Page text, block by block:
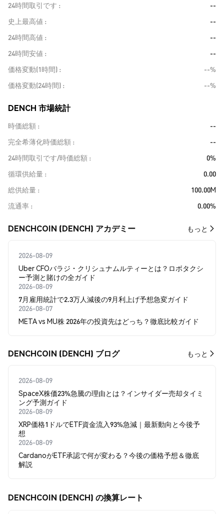
24時間取引です
--
史上最高値
--
24時間高値
--
24時間安値
--
価格変動(1時間)
--%
価格変動(24時間)
--%
DENCH 市場統計
時価総額
--
完全希薄化時価総額
--
24時間取引です/時価総額
0%
循環供給量
0.00
総供給量
100.00M
流通率
0.00%
DENCHCOIN (DENCH) アカデミー もっと
2026-08-09
Uber CFOバラジ・クリシュナムルティーとは？ロボタクシ
ー予測と賭けの全ガイド
2026-08-09
7月雇用統計で2.3万人減後の9月利上げ予想急変ガイド
2026-08-07
META vs MU株 2026年の投資先はどっち？徹底比較ガイド
DENCHCOIN (DENCH) ブログ もっと
2026-08-09
SpaceX株価23%急騰の理由とは？インサイダー売却タイミ
ング予測ガイド
2026-08-09
XRP価格1ドルでETF資金流入93%急減｜最新動向と今後予
想
2026-08-09
CardanoがETF承認で何が変わる？今後の価格予想＆徹底
解説
DENCHCOIN (DENCH) の換算レート